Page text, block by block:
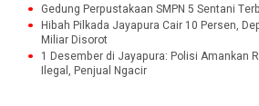
Gedung Perpustakaan SMPN 5 Sentani
Hibah Pilkada Jayapura Cair 10 Persen,
Miliar Disorot
1 Desember di Jayapura: Polisi Amankan
Ilegal, Penjual Ngacir